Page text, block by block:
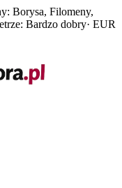
Borysa, Filomeny,
Bardzo dobry· EUR